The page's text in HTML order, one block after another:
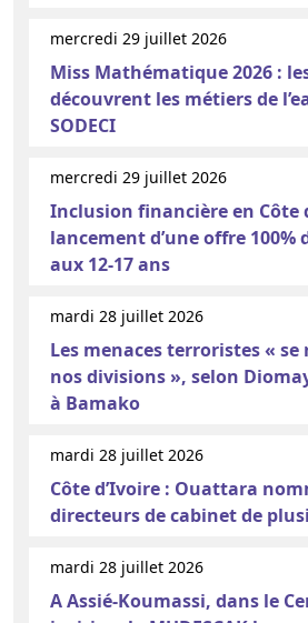
mercredi 29 juillet 2026
Miss Mathématique 2026 :
découvrent les métiers de
SODECI
mercredi 29 juillet 2026
Inclusion financière en Côte
lancement d’une offre 100%
aux 12-17 ans
mardi 28 juillet 2026
Les menaces terroristes «
nos divisions », selon
à Bamako
mardi 28 juillet 2026
Côte d’Ivoire : Ouattara
directeurs de cabinet de
mardi 28 juillet 2026
A Assié-Koumassi, dans le